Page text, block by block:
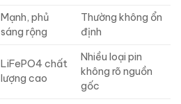
Mạnh, phủ
sáng rộng
Thường không ổn
định
LiFePO4 chất
lượng cao
Nhiều loại pin
không rõ nguồn
gốc